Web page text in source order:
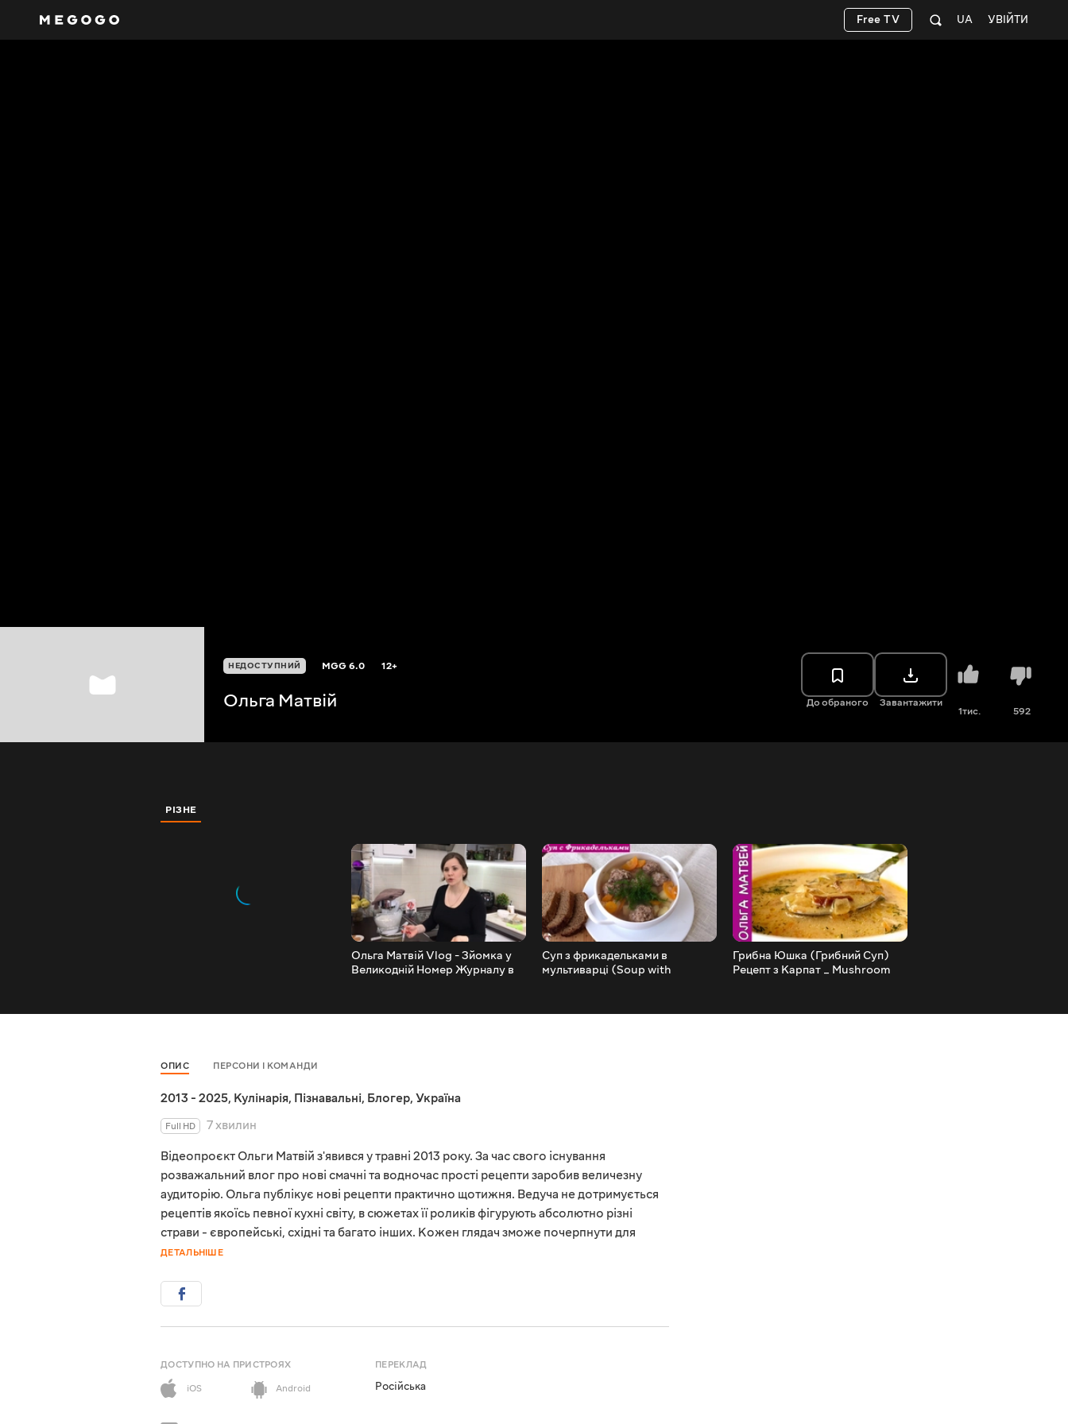
УВІЙТИ
UA
Free TV
НЕДОСТУПНИЙ MGG6.0 12+
Ольга Матвій До обраного Завантажити
1тис. 592
РІЗНЕ
Ольга Матвій Vlog - Зйомка у
Великодній Номер Журналу в
Суп з фрикадельками в
мультиварці (Soup with
Грибна Юшка (Грибний Суп)
Рецепт з Карпат _ Mushroom
ОПИС ПЕРСОНИ І КОМАНДИ
2013 - 2025, Кулінарія, Пізнавальні, Блогер, Україна
Full HD
7 хвилин
Відеопроєкт Ольги Матвій з'явився у травні 2013 року. За час свого існування
розважальний влог про нові смачні та водночас прості рецепти заробив величезну
аудиторію. Ольга публікує нові рецепти практично щотижня. Ведуча не дотримується
рецептів якоїсь певної кухні світу, в сюжетах її роликів фігурують абсолютно різні
страви - європейські, східні та багато інших. Кожен глядач зможе почерпнути для
ДЕТАЛЬНІШЕ
ДОСТУПНО НА ПРИСТРОЯХ
iOS
Android
ПЕРЕКЛАД
Російська